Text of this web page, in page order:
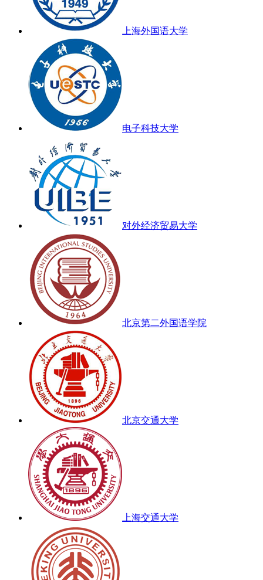
上海外国语大学
电子科技大学
对外经济贸易大学
北京第二外国语学院
北京交通大学
上海交通大学